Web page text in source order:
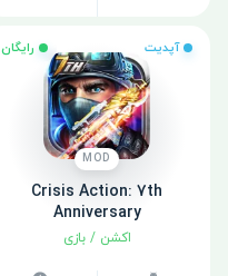
آپدیت رایگان
MOD
Crisis Action: 7th
Anniversary
اکشن /بازی